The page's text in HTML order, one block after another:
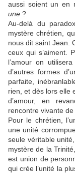
aussi soient un en
une ?
Au-delà du
mystère chrétien,
nous dit saint Jean.
ceux qui s’aiment.
l’amour on
d’autres formes
parfaite,
rien, et dès lors elle
d’amour, en
rencontre vivante de
Pour le chrétien,
une unité
seule véritable
mystère de la
est union de
qui crée l’unité la